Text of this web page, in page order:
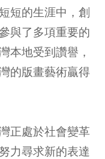
短的生涯中，創
與了多項重要的
本地受到讚譽，
的版畫藝術贏得
正處於社會變革
力尋求新的表達